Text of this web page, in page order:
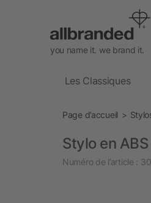
you name it. we brand it.
Les Classiques
Page d’accueil
Stylo en
Numéro de l’article :